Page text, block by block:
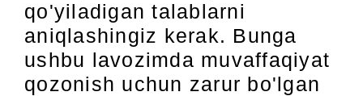
qo'yiladigan talablarni
aniqlashingiz kerak. Bunga
ushbu lavozimda muvaffaqiyat
qozonish uchun zarur bo'lgan